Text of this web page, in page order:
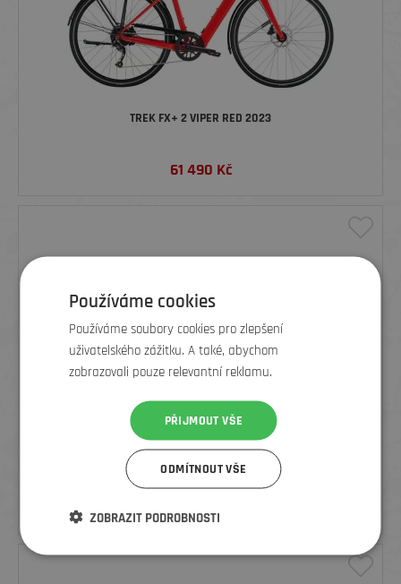
TREK FX+ 2 VIPER RED 2023
61 490 Kč
TREK FX+ 2 STAGGER SATIN TREK BLACK 2023
61 490Kč
Používáme cookies
Používáme soubory cookies pro zlepšení
uživatelského zážitku. A také, abychom
zobrazovali pouze relevantní reklamu.
PŘIJMOUT VŠE
ODMÍTNOUT VŠE
ZOBRAZIT PODROBNOSTI